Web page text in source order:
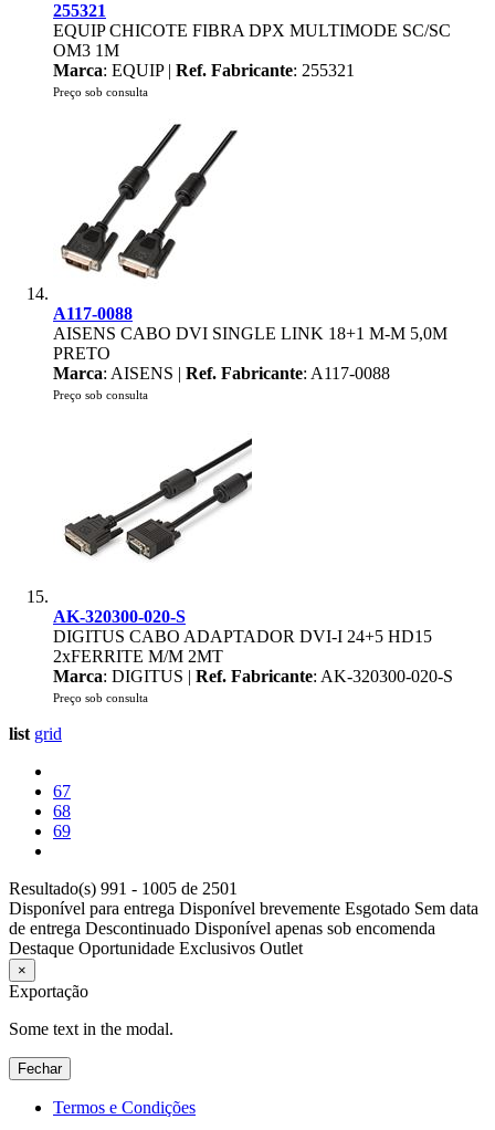
255321
EQUIP CHICOTE FIBRA DPX MULTIMODE SC/SC
OM3 1M
Marca: EQUIP | Ref. Fabricante: 255321
Preço sob consulta
A117-0088
AISENS CABO DVI SINGLE LINK 18+1 M-M 5,0M
PRETO
Marca: AISENS | Ref. Fabricante: A117-0088
Preço sob consulta
AK-320300-020-S
DIGITUS CABO ADAPTADOR DVI-I 24+5 HD15
2xFERRITE M/M 2MT
Marca: DIGITUS | Ref. Fabricante: AK-320300-020-S
Preço sob consulta
list grid
67
68
69
Resultado(s) 991 - 1005 de 2501
Disponível para entrega Disponível brevemente Esgotado Sem data
de entrega Descontinuado Disponível apenas sob encomenda
Destaque Oportunidade Exclusivos Outlet
×
Exportação
Some text in the modal.
Fechar
Termos e Condições